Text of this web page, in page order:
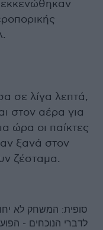
σε λίγα λεπτά,
στον αέρα για
ώρα οι παίκτες
ξανά στον
ζέσταμα.
סופית: המשחק לא
לדברי הנוכחים -